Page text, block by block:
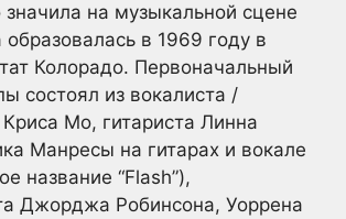
значила на музыкальной сцене
в 1969 году в
Колорадо. Первоначальный
состоял из вокалиста /
Мо, гитариста Линна
Манресы на гитарах и вокале
название “Flash”),
Джорджа Робинсона, Уоррена